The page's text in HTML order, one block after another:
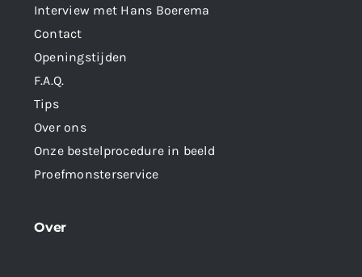
Interview met Hans Boerema
Contact
Openingstijden
F.A.Q.
Tips
Over ons
Onze bestelprocedure in beeld
Proefmonsterservice
Over